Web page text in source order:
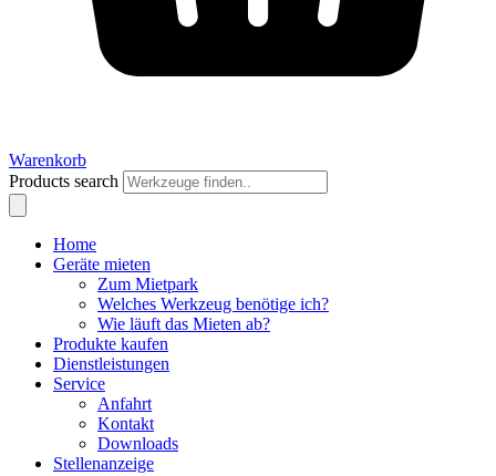
Warenkorb
Products search
Home
Geräte mieten
Zum Mietpark
Welches Werkzeug benötige ich?
Wie läuft das Mieten ab?
Produkte kaufen
Dienstleistungen
Service
Anfahrt
Kontakt
Downloads
Stellenanzeige